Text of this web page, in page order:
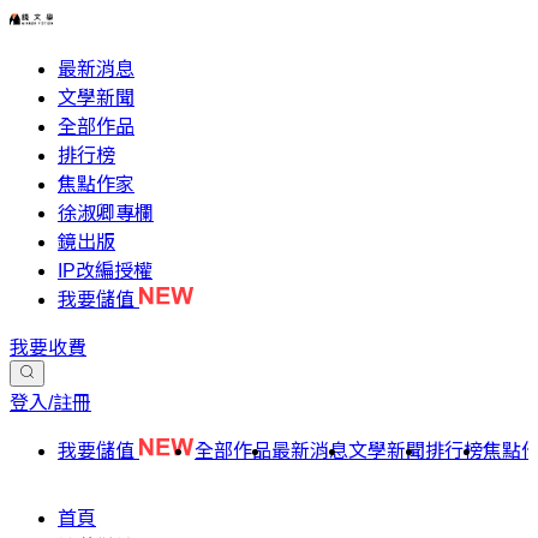
最新消息
文學新聞
全部作品
排行榜
焦點作家
徐淑卿專欄
鏡出版
IP改編授權
我要儲值
我要收費
登入/註冊
我要儲值 全部作品最新消息文學新聞排行榜焦點
首頁